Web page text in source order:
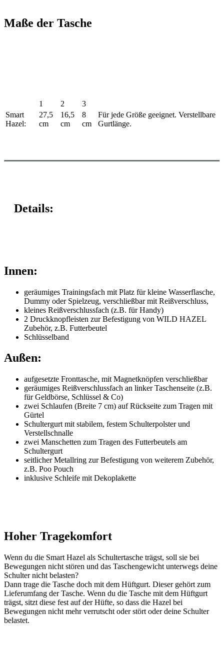
Maße der Tasche
1 2
3
Smart
Hazel:
27,5
cm
16,5
cm
8
cm
Für jede Größe geeignet. Verstellbare
Gurtlänge.
Details:
Innen:
geräumiges Trainingsfach mit Platz für kleine Wasserflasche,
Dummy oder Spielzeug, verschließbar mit Reißverschluss,
kleines Reißverschlussfach (z.B. für Handy)
2 Druckknopfleisten zur Befestigung von WILD HAZEL
Zubehör, z.B. Futterbeutel
Schlüsselband
Außen:
aufgesetzte Fronttasche, mit Magnetknöpfen verschließbar
geräumiges Reißverschlussfach an linker Taschenseite (z.B.
für Geldbörse, Schlüssel & Co)
zwei Schlaufen (Breite 7 cm) auf Rückseite zum Tragen mit
Gürtel
Schultergurt mit stabilem, festem Schulterpolster und
Verstellschnalle
zwei Manschetten zum Tragen des Futterbeutels am
Schultergurt
seitlicher Metallring zur Befestigung von weiterem Zubehör,
z.B. Poo Pouch
inklusive Schleife mit Dekoplakette
Hoher Tragekomfort
Wenn du die Smart Hazel als Schultertasche trägst, soll sie bei
Bewegungen nicht stören und das Taschengewicht unterwegs deine
Schulter nicht belasten?
Dann trage die Tasche doch mit dem Hüftgurt. Dieser gehört zum
Lieferumfang der Tasche. Wenn du die Tasche mit dem Hüftgurt
trägst, sitzt diese fest auf der Hüfte, so dass die Hazel bei
Bewegungen nicht mehr verrutscht oder stört oder deine Schulter
belastet.